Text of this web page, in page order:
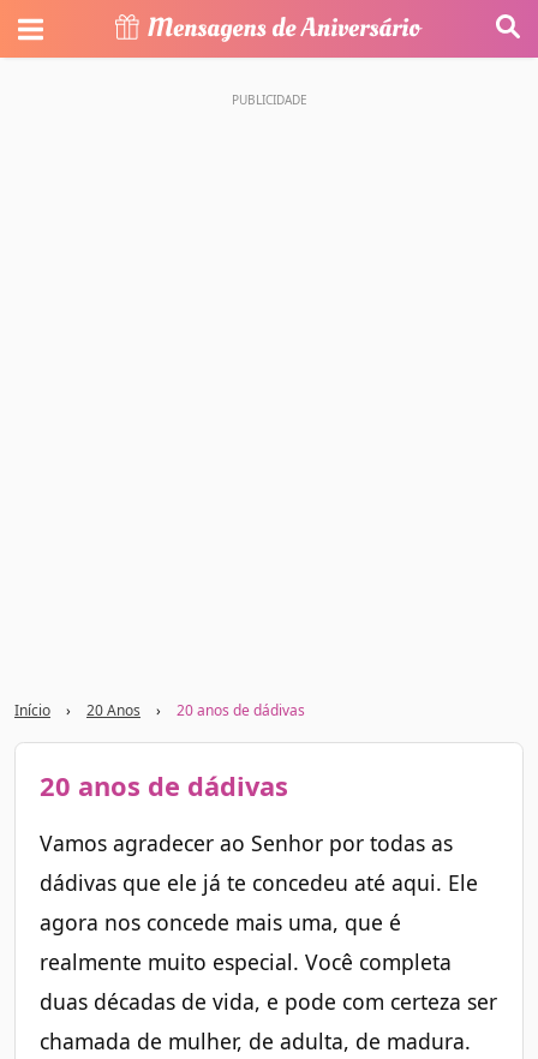
Início › 20 Anos › 20 anos de dádivas
20 anos de dádivas
Vamos agradecer ao Senhor por todas as
dádivas que ele já te concedeu até aqui. Ele
agora nos concede mais uma, que é
realmente muito especial. Você completa
duas décadas de vida, e pode com certeza ser
chamada de mulher, de adulta, de madura.